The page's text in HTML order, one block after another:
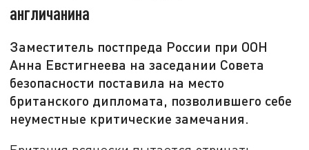
англичанина
Заместитель постпреда России при ООН
Анна Евстигнеева на заседании Совета
безопасности поставила на место
британского дипломата, позволившего себе
неуместные критические замечания.